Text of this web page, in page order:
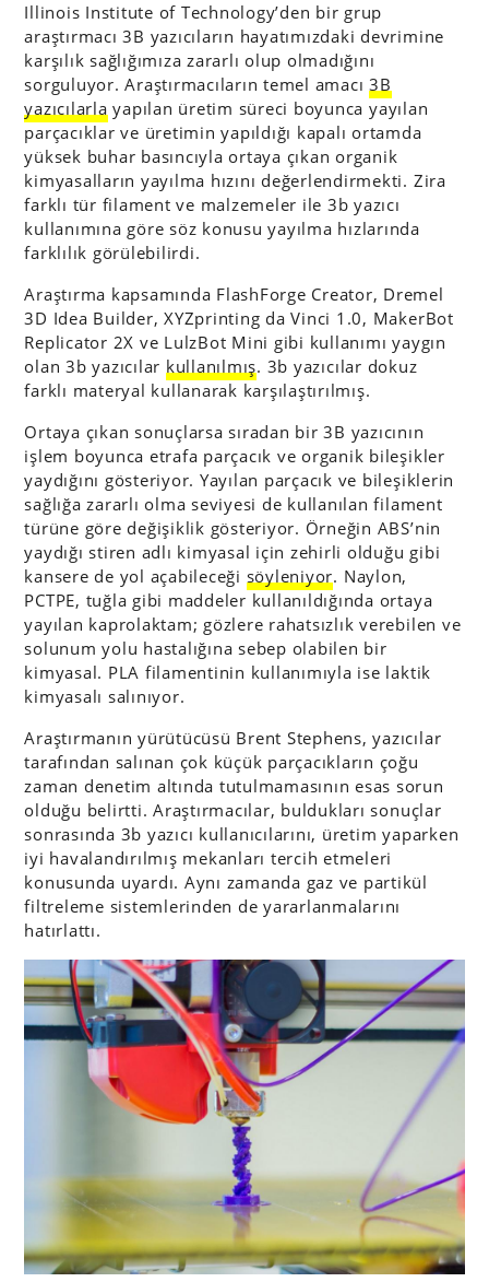
Illinois Institute of Technology’den bir grup
araştırmacı 3B yazıcıların hayatımızdaki devrimine
karşılık sağlığımıza zararlı olup olmadığını
sorguluyor. Araştırmacıların temel amacı3B
yazıcılarla yapılan üretim süreci boyunca yayılan
parçacıklar ve üretimin yapıldığı kapalı ortamda
yüksek buhar basıncıyla ortaya çıkan organik
kimyasalların yayılma hızını değerlendirmekti. Zira
farklı tür filament ve malzemeler ile 3b yazıcı
kullanımına göre söz konusu yayılma hızlarında
farklılık görülebilirdi.
Araştırma kapsamında FlashForge Creator, Dremel
3D Idea Builder, XYZprinting da Vinci 1.0, MakerBot
Replicator 2X ve LulzBot Mini gibi kullanımı yaygın
olan 3b yazıcılar kullanılmış. 3b yazıcılar dokuz
farklı materyal kullanarak karşılaştırılmış.
Ortaya çıkan sonuçlarsa sıradan bir 3B yazıcının
işlem boyunca etrafa parçacık ve organik bileşikler
yaydığını gösteriyor. Yayılan parçacık ve bileşiklerin
sağlığa zararlı olma seviyesi de kullanılan filament
türüne göre değişiklik gösteriyor. Örneğin ABS’nin
yaydığı stiren adlı kimyasal için zehirli olduğu gibi
kansere de yol açabileceği söyleniyor. Naylon,
PCTPE, tuğla gibi maddeler kullanıldığında ortaya
yayılan kaprolaktam; gözlere rahatsızlık verebilen ve
solunum yolu hastalığına sebep olabilen bir
kimyasal. PLA filamentinin kullanımıyla ise laktik
kimyasalı salınıyor.
Araştırmanın yürütücüsü Brent Stephens, yazıcılar
tarafından salınan çok küçük parçacıkların çoğu
zaman denetim altında tutulmamasının esas sorun
olduğu belirtti. Araştırmacılar, buldukları sonuçlar
sonrasında 3b yazıcı kullanıcılarını, üretim yaparken
iyi havalandırılmış mekanları tercih etmeleri
konusunda uyardı. Aynı zamanda gaz ve partikül
filtreleme sistemlerinden de yararlanmalarını
hatırlattı.